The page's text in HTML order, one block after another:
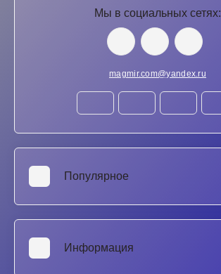
Мы в социальных сетях:
magmir.com@yandex.ru
Популярное
Клавиатуры для ноутбуков
Информация